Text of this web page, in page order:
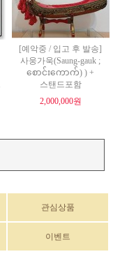
[예악중 / 입고 후 발송]
사웅가욱(Saung-gauk ;
စောင်းကောက်) ) +
스탠드포함
2,000,000원
관심상품
이벤트